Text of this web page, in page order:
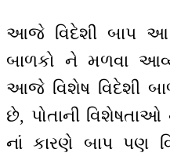
આજે વિદેશી બાપ આ
બાળકો ને મળવા
આજે વિશેષ વિદેશી
છે, પોતાની
નાં કારણે બાપ પણ